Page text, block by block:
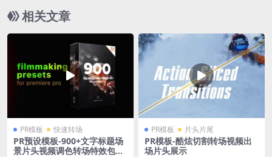
相关文章
PR模板 快速转场
PR预设模板-900+文字标题场
景片头视频调色转场特效包装
PR模板 片头片尾
PR模板-酷炫切割转场视频出
场片头展示